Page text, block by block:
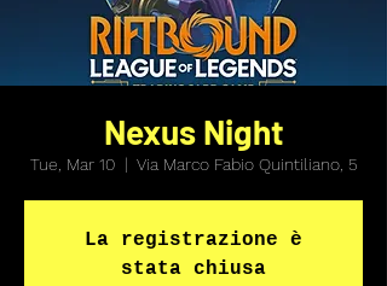
Nexus Night
Tue, Mar 10
  |
Via Marco Fabio Quintiliano, 5
La registrazione è
stata chiusa